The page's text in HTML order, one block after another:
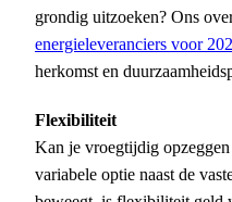
grondig uitzoeken? Ons
energieleveranciers voor
herkomst en
Flexibiliteit
Kan je vroegtijdig opzeggen
variabele optie naast de